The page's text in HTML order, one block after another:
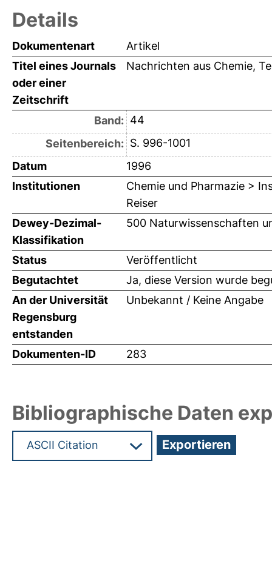
Details
Dokumentenart
Artikel
Titel eines Journals
oder einer
Zeitschrift
Nachrichten aus Chemie,
Band: 44
Seitenbereich: S. 996-1001
Datum
1996
Institutionen
Chemie und Pharmazie >
Reiser
Dewey-Dezimal-
Klassifikation
500 Naturwissenschaften
Status
Veröffentlicht
Begutachtet
Ja, diese Version wurde
An der Universität
Regensburg
entstanden
Unbekannt / Keine Angabe
Dokumenten-ID 283
Bibliographische Daten